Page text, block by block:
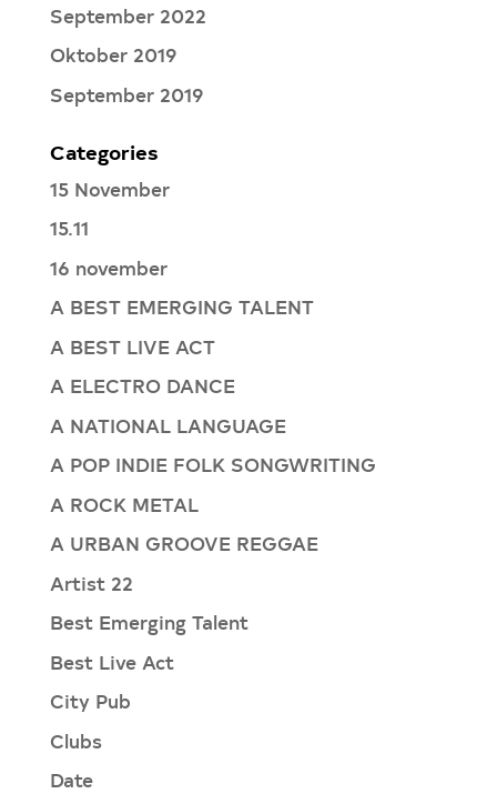
September 2022
Oktober 2019
September 2019
Categories
15 November
15.11
16 november
A BEST EMERGING TALENT
A BEST LIVE ACT
A ELECTRO DANCE
A NATIONAL LANGUAGE
A POP INDIE FOLK SONGWRITING
A ROCK METAL
A URBAN GROOVE REGGAE
Artist 22
Best Emerging Talent
Best Live Act
City Pub
Clubs
Date